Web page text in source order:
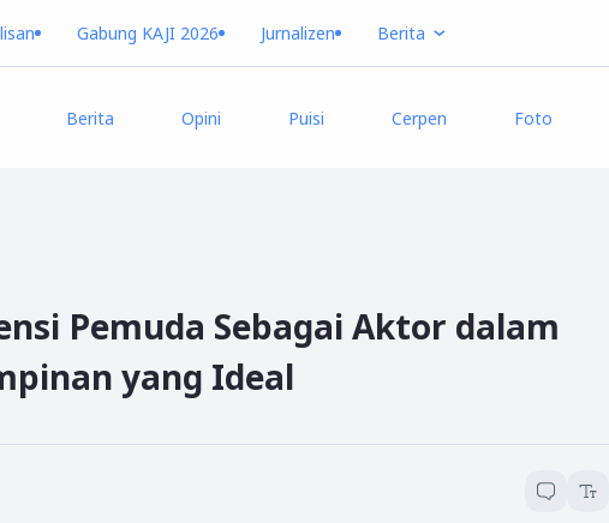
Gabung KAJI 2026 Jurnalizen Berita
Berita Opini Puisi Cerpen Foto
Pemuda Sebagai Aktor dalam
yang Ideal